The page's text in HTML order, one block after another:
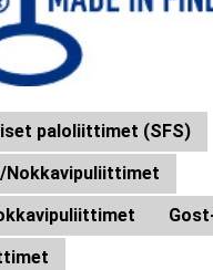
paloliittimet (SFS)
Nokkavipuliittimet